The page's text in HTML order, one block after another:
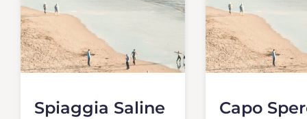
Spiaggia Saline Capo